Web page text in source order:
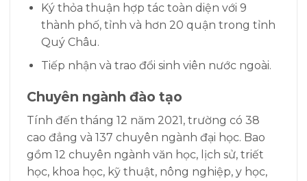
Ký thỏa thuận hợp tác toàn diện với 9
thành phố, tỉnh và hơn 20 quận trong tỉnh
Quý Châu.
Tiếp nhận và trao đổi sinh viên nước ngoài.
Chuyên ngành đào tạo
Tính đến tháng 12 năm 2021, trường có 38
cao đẳng và 137 chuyên ngành đại học. Bao
gồm 12 chuyên ngành văn học, lịch sử, triết
học, khoa học, kỹ thuật, nông nghiệp, y học,